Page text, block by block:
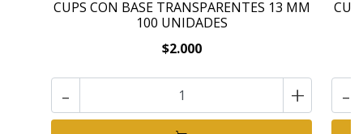
CUPS CON BASE TRANSPARENTES 13 MM
100 UNIDADES
$2.000
- + -